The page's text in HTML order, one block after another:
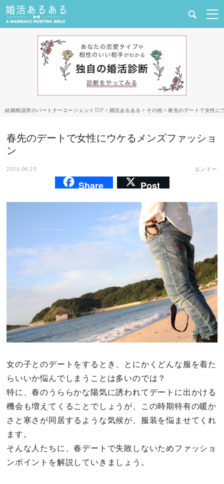
婚活と結婚
合コン・街コン
マッチングアプリ
その他
ドキドキ
仕事とキャリア
特集
ファッション・美容
グルメ
趣味・旅行
結婚相談所のパートナーエージェントTOP > 婚活あるある > その他 > 春先のデートで女性に
春先のデートで女性にウケるメンズファッショ
ン
2016.04.20 エンドー
Share Post
女の子とのデートをするとき、とにかくどんな服を着た
らいいか悩んでしまうことは多いのでは？
特に、春のうららかな陽気に誘われてデートに出かける
機会も増えてくることでしょうが、この時期特有の暖か
さと寒さが同居するような気候が、服装を悩ませてくれ
ます。
そんな人たちに、春デートで失敗しないためファッショ
ンポイントを解説していきましょう。